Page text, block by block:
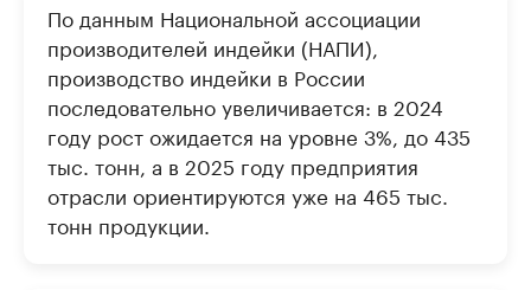
По данным Национальной ассоциации
производителей индейки (НАПИ),
производство индейки в России
последовательно увеличивается: в 2024
году рост ожидается на уровне 3%, до 435
тыс. тонн, а в 2025 году предприятия
отрасли ориентируются уже на 465 тыс.
тонн продукции.